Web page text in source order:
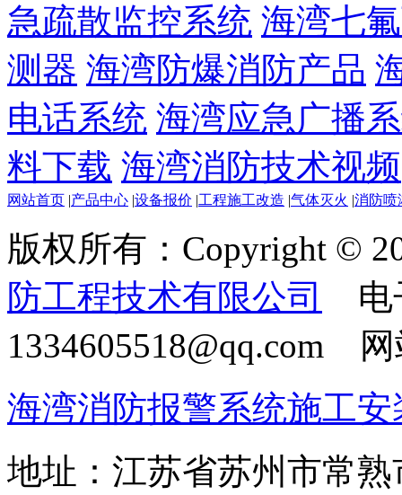
急疏散监控系统 海湾七
测器 海湾防爆消防产品
电话系统 海湾应急广播
料下载 海湾消防技术视频
网站首页 |产品中心 |设备报价 |工程施工改造 |气体灭火 |消防喷
版权所有：Copyright ©
防工程技术有限公司
电
1334605518@qq.com
海湾消防报警系统施工
地址：江苏省苏州市常